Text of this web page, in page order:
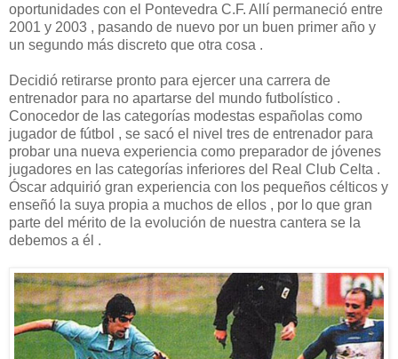
oportunidades con el Pontevedra C.F. Allí permaneció entre
2001 y 2003 , pasando de nuevo por un buen primer año y
un segundo más discreto que otra cosa .
Decidió retirarse pronto para ejercer una carrera de
entrenador para no apartarse del mundo futbolístico .
Conocedor de las categorías modestas españolas como
jugador de fútbol , se sacó el nivel tres de entrenador para
probar una nueva experiencia como preparador de jóvenes
jugadores en las categorías inferiores del Real Club Celta .
Óscar adquirió gran experiencia con los pequeños célticos y
enseñó la suya propia a muchos de ellos , por lo que gran
parte del mérito de la evolución de nuestra cantera se la
debemos a él .